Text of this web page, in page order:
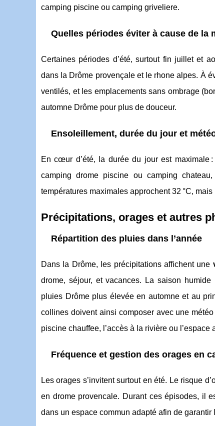
camping piscine ou camping griveliere.
Quelles périodes éviter à cause de la
Certaines périodes d’été, surtout fin juillet et
dans la Drôme provençale et le rhone alpes. À
ventilés, et les emplacements sans ombrage
automne Drôme pour plus de douceur.
Ensoleillement, durée du jour et
En cœur d’été, la durée du jour est maximale
camping drome piscine ou camping
températures maximales approchent 32 °C,
Précipitations, orages et autres
Répartition des pluies dans l’année
Dans la Drôme, les précipitations affichent une
drome, séjour, et vacances. La saison
pluies Drôme plus élevée en automne et au
collines doivent ainsi composer avec une
piscine chauffee, l’accès à la rivière ou l’espace
Fréquence et gestion des orages en
Les orages s’invitent surtout en été. Le risque
en drome provencale. Durant ces épisodes, il
dans un espace commun adapté afin de